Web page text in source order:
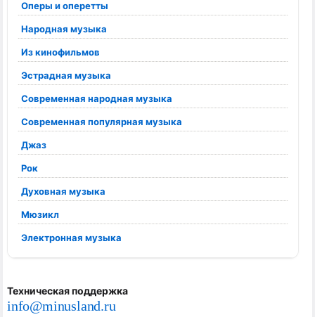
Оперы и оперетты
Народная музыка
Из кинофильмов
Эстрадная музыка
Современная народная музыка
Современная популярная музыка
Джаз
Рок
Духовная музыка
Мюзикл
Электронная музыка
Техническая поддержка
info@minusland.ru